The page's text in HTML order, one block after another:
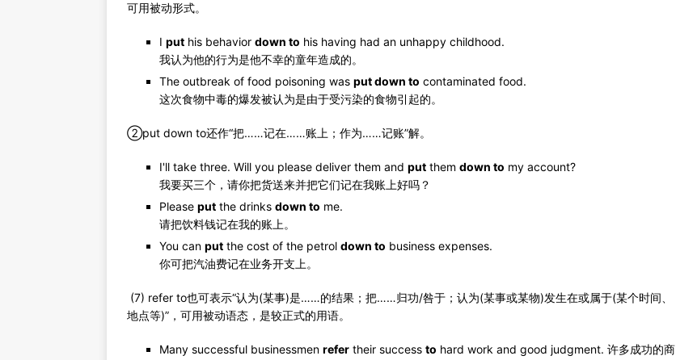
可用被动形式。
I put his behavior down to his having had an unhappy childhood.
我认为他的行为是他不幸的童年造成的。
The outbreak of food poisoning was put down to contaminated food.
这次食物中毒的爆发被认为是由于受污染的食物引起的。
②put down to还作“把……记在……账上；作为……记账”解。
I'll take three. Will you please deliver them and put them down to my account?
我要买三个，请你把货送来并把它们记在我账上好吗？
Please put the drinks down to me.
请把饮料钱记在我的账上。
You can put the cost of the petrol down to business expenses.
你可把汽油费记在业务开支上。
(7) refer to也可表示“认为(某事)是……的结果；把……归功/咎于；认为(某事或某物)发生在或属于(某个时间、
地点等)”，可用被动语态，是较正式的用语。
Many successful businessmen refer their success to hard work and good judgment. 许多成功的商